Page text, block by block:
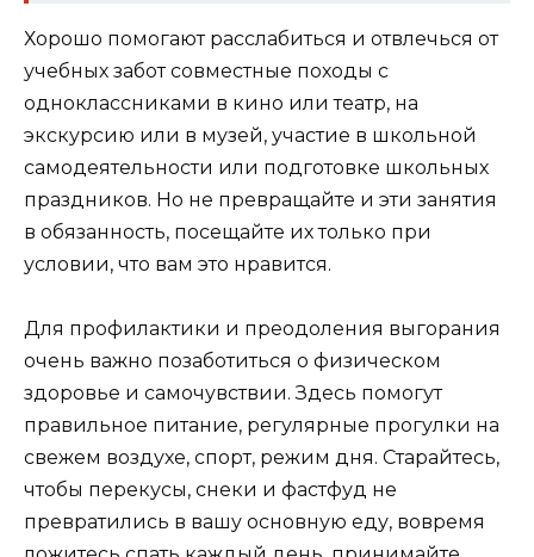
Хорошо помогают расслабиться и отвлечься от
учебных забот совместные походы с
одноклассниками в кино или театр, на
экскурсию или в музей, участие в школьной
самодеятельности или подготовке школьных
праздников. Но не превращайте и эти занятия
в обязанность, посещайте их только при
условии, что вам это нравится.
Для профилактики и преодоления выгорания
очень важно позаботиться о физическом
здоровье и самочувствии. Здесь помогут
правильное питание, регулярные прогулки на
свежем воздухе, спорт, режим дня. Старайтесь,
чтобы перекусы, снеки и фастфуд не
превратились в вашу основную еду, вовремя